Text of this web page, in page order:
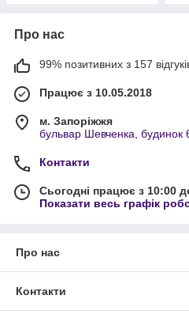
Про нас
99% позитивних з 157
Працює з 10.05.2018
м. Запоріжжя
бульвар Шевченка, будинок
Контакти
Сьогодні працює з 10:00
Показати весь графік
Про нас
Контакти